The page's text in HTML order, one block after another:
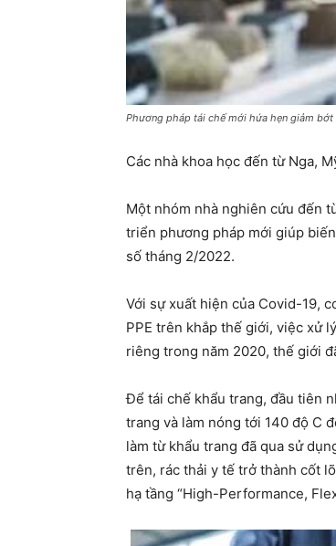
Phương pháp tái chế mới hứa hẹn giảm
Các nhà khoa học đến từ Nga,
Một nhóm nhà nghiên cứu đến
triển phương pháp mới giúp
số tháng 2/2022.
Với sự xuất hiện của Covid-19,
PPE trên khắp thế giới, việc xử
riêng trong năm 2020, thế giới
Để tái chế khẩu trang, đầu tiên
trang và làm nóng tới 140 độ C
làm từ khẩu trang đã qua sử
trên, rác thải y tế trở thành cốt
hạ tầng “High-Performance,